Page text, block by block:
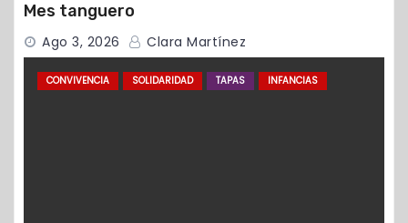
Mes tanguero
Ago 3, 2026 Clara Martínez
CONVIVENCIA SOLIDARIDAD TAPAS INFANCIAS